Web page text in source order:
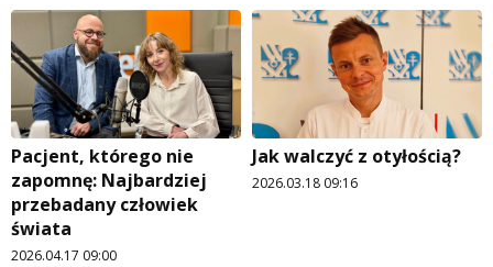
Piąta strona świata
Prawdę mówiąc
Słowo Dnia
Tak wierzę
Weekend z blondynką
W starych Kielcach
Regulamin przesyłania materiałów
Regulamin sklepu internetowego
Regulamin darowizn
Regulamin konkursu Zwierzak naszej klasy
Polityka prywatności
Pacjent, którego nie
zapomnę: Najbardziej
przebadany człowiek
świata
2026.04.17 09:00
Jak walczyć z otyłością?
2026.03.18 09:16